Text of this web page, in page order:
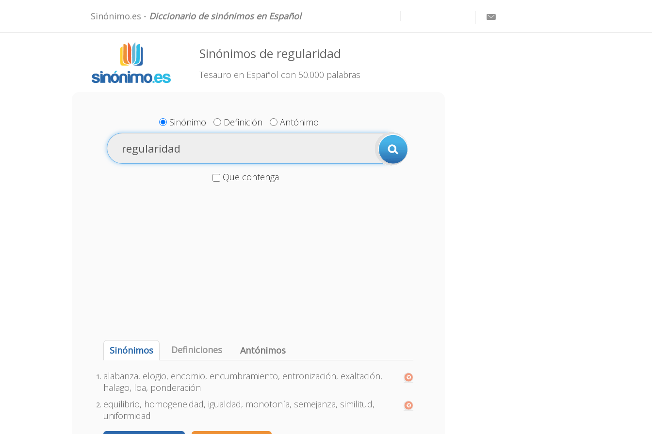
Sinónimo.es - Diccionario de sinónimos en Español
Sinónimos de regularidad
Tesauro en Español con 50.000 palabras
Sinónimo Definición Antónimo
Que contenga
Sinónimos Definiciones Antónimos
alabanza, elogio, encomio, encumbramiento, entronización, exaltación,
halago, loa, ponderación
equilibrio, homogeneidad, igualdad, monotonía, semejanza, similitud,
uniformidad